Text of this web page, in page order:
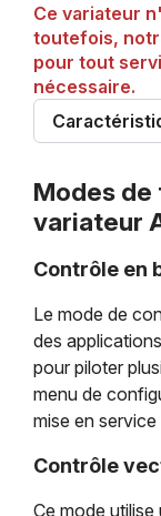
Ce variateur
toutefois,
pour tout
nécessaire.
Modes
variateur
Contrôle en
Le mode de
des
pour piloter
menu de
mise en
Contrôle
Ce mode